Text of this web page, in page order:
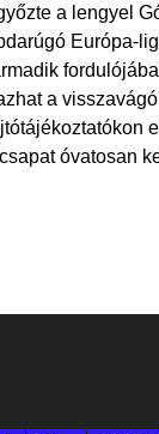
a lengyel
Európa-
a
óvatosan